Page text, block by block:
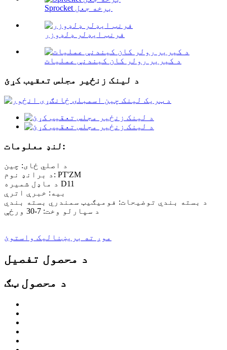
Sprocket برخه جعل
فرنټ ایډلر ډلډوزر
د کیریر رولر کان کیندنې عملیات
د لینک زنځیر مجلس تعقیب کړئ
لنډ معلومات:
د اصلي ځای: چین
د برانډ نوم: PT'ZM
د ماډل شمیره D11
بیه: خبرې اترې
د بسته بندي توضیحات: فومیګیټ سمندري بسته بندي
د سپارلو وخت: 7-30 ورځې
موږ ته بریښنالیک واستوئ
د محصول تفصیل
د محصول ټګ